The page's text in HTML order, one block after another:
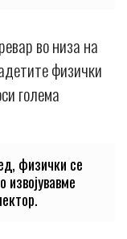
во низа на
физички
голема
физички се